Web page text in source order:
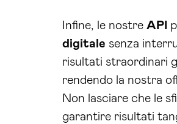
Infine, le nostre API
digitale senza
risultati straordinari
rendendo la nostra
Non lasciare che le
garantire risultati